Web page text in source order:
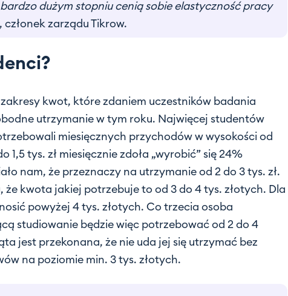
dużym stopniu cenią sobie elastyczność pracy
członek zarządu Tikrow.
kwot, które zdaniem uczestników badania
utrzymanie w tym roku. Najwięcej studentów
miesięcznych przychodów w wysokości od
1,5 tys. zł miesięcznie zdoła „wyrobić” się 24%
nam, że przeznaczy na utrzymanie od 2 do 3 tys. zł.
że kwota jakiej potrzebuje to od 3 do 4 tys. złotych. Dla
powyżej 4 tys. złotych. Co trzecia osoba
studiowanie będzie więc potrzebować od 2 do 4
jest przekonana, że nie uda jej się utrzymać bez
na poziomie min. 3 tys. złotych.